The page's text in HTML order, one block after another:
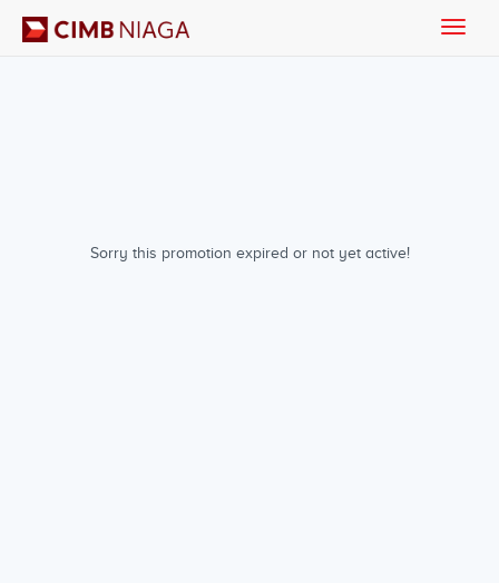
Sorry this promotion expired or not yet active!
Toggle